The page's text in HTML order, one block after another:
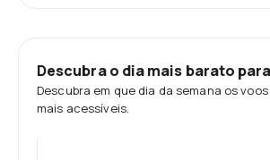
Descubra o dia mais barato
Descubra em que dia da semana os
mais acessíveis.